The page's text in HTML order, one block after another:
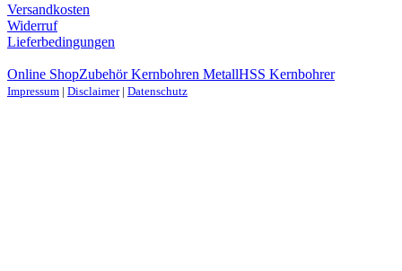
Versandkosten
Widerruf
Lieferbedingungen
Online ShopZubehör Kernbohren MetallHSS Kernbohrer
Impressum | Disclaimer| Datenschutz